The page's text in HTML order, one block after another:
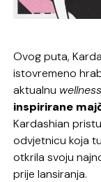
Ovog puta,
istovremeno
aktualnu wellness
inspirirane
Kardashian
odvjetnicu koja
otkrila svoju
prije lansiranja.